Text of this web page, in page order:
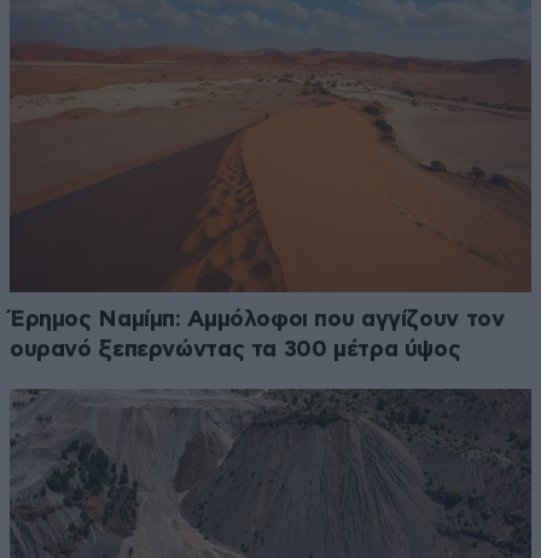
Έρημος Ναμίμπ: Αμμόλοφοι που αγγίζουν τον
ουρανό ξεπερνώντας τα 300 μέτρα ύψος